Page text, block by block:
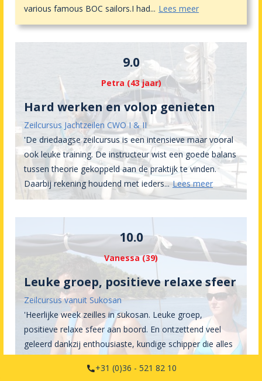
various famous BOC sailors.I had... Lees meer
9.0
Petra (43 jaar)
Hard werken en volop genieten
Zeilcursus Jachtzeilen CWO I & II
'De driedaagse zeilcursus is een intensieve maar vooral
ook leuke training. De instructeur wist een goede balans
tussen theorie gekoppeld aan de praktijk te vinden.
Daarbij rekening houdend met ieders... Lees meer
10.0
Vanessa (39)
Leuke groep, positieve relaxe sfeer
Zeilcursus vanuit Sukosan
'Heerlijke week zeilles in sukosan. Leuke groep,
positieve relaxe sfeer aan boord. En ontzettend veel
geleerd dankzij enthousiaste, kundige schipper die alles
rustig uitlegde en op ontspannen manier i... Lees meer
+31 (0)36 - 521 82 10